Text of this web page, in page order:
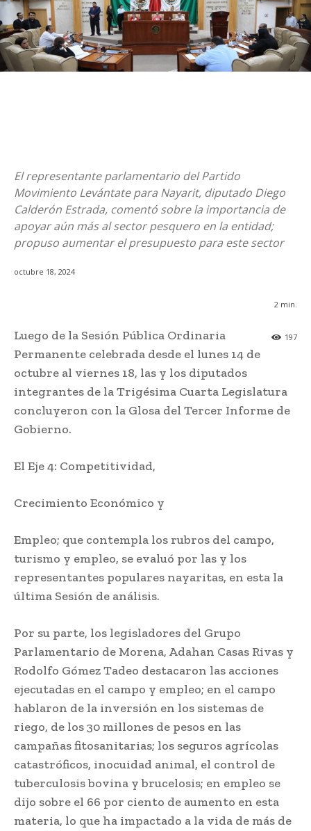
El representante parlamentario del Partido
Movimiento Levántate para Nayarit, diputado Diego
Calderón Estrada, comentó sobre la importancia de
apoyar aún más al sector pesquero en la entidad;
propuso aumentar el presupuesto para este sector
octubre 18, 2024
2 min.
197
Luego de la Sesión Pública Ordinaria
Permanente celebrada desde el lunes 14 de
octubre al viernes 18, las y los diputados
integrantes de la Trigésima Cuarta Legislatura
concluyeron con la Glosa del Tercer Informe de
Gobierno.
El Eje 4: Competitividad,
Crecimiento Económico y
Empleo; que contempla los rubros del campo,
turismo y empleo, se evaluó por las y los
representantes populares nayaritas, en esta la
última Sesión de análisis.
Por su parte, los legisladores del Grupo
Parlamentario de Morena, Adahan Casas Rivas y
Rodolfo Gómez Tadeo destacaron las acciones
ejecutadas en el campo y empleo; en el campo
hablaron de la inversión en los sistemas de
riego, de los 30 millones de pesos en las
campañas fitosanitarias; los seguros agrícolas
catastróficos, inocuidad animal, el control de
tuberculosis bovina y brucelosis; en empleo se
dijo sobre el 66 por ciento de aumento en esta
materia, lo que ha impactado a la vida de más de